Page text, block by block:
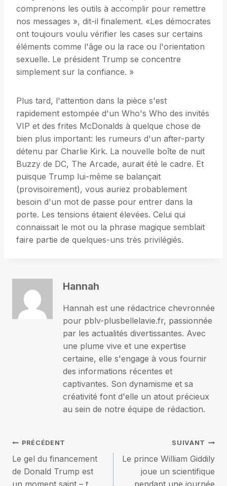
comprenons les outils à accomplir pour remettre
nos messages », dit-il finalement. «Les démocrates
ont toujours voulu vérifier les cases sur certains
éléments comme l'âge ou la race ou l'orientation
sexuelle. Le président Trump se concentre
simplement sur la confiance. »
Plus tard, l'attention dans la pièce s'est
rapidement estompée d'un Who's Who des invités
VIP et des frites McDonalds à quelque chose de
bien plus important: les rumeurs d'un after-party
détenu par Charlie Kirk. La nouvelle boîte de nuit
Buzzy de DC, The Arcade, aurait été le cadre. Et
puisque Trump lui-même se balançait
(provisoirement), vous auriez probablement
besoin d'un mot de passe pour entrer dans la
porte. Les tensions étaient élevées. Celui qui
connaissait le mot ou la phrase magique semblait
faire partie de quelques-uns très privilégiés.
Hannah
Hannah est une rédactrice chevronnée
pour pblv-plusbellelavie.fr, passionnée
par les actualités divertissantes. Avec
une plume vive et une expertise
certaine, elle s'engage à vous fournir
des informations récentes et
captivantes. Son dynamisme et sa
créativité font d'elle un atout précieux
au sein de notre équipe de rédaction.
Navigation
de
PRÉCÉDENT
Le gel du financement
de Donald Trump est
SUIVANT
Le prince William Giddily
joue un scientifique